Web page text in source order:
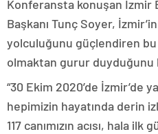
Konferansta konuşan İzmir
Başkanı Tunç Soyer,
yolculuğunu güçlendiren bu
olmaktan gurur
“30 Ekim 2020’de İzmir’de
hepimizin hayatında derin
117 canımızın acısı, hala ilk